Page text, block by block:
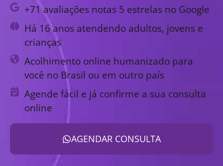
+71 avaliações notas 5 estrelas no Google
Há 16 anos atendendo adultos, jovens e
crianças
Acolhimento online humanizado para
você no Brasil ou em outro país
Agende fácil e já confirme a sua consulta
online
AGENDAR CONSULTA